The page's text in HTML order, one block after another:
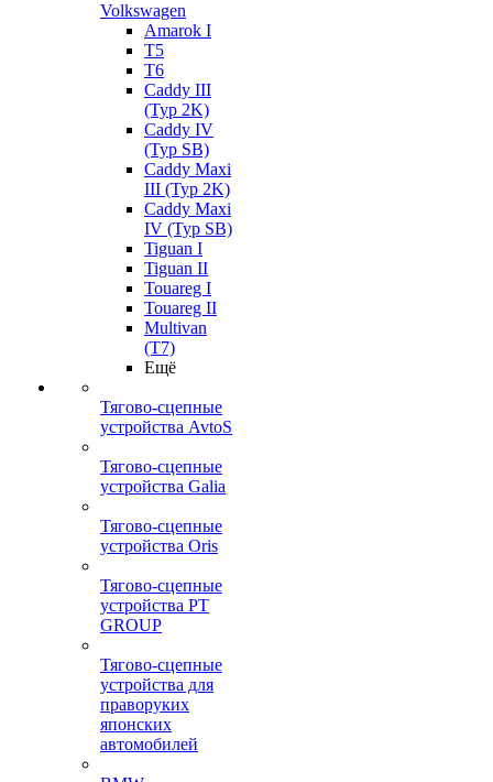
Volkswagen
Amarok I
T5
T6
Caddy III
(Typ 2K)
Caddy IV
(Typ SB)
Caddy Maxi
III (Typ 2K)
Caddy Maxi
IV (Typ SB)
Tiguan I
Tiguan II
Touareg I
Touareg II
Multivan
(T7)
Ещё
Тягово-сцепные
устройства AvtoS
Тягово-сцепные
устройства Galia
Тягово-сцепные
устройства Oris
Тягово-сцепные
устройства PT
GROUP
Тягово-сцепные
устройства для
праворуких
японских
автомобилей